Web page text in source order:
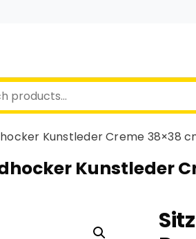
Kunstleder Creme 38×38
Kunstleder